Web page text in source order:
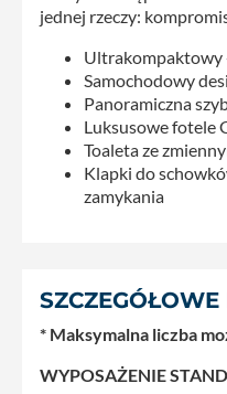
jednej rzeczy:
Ultrakompaktowy
Samochodowy
Panoramiczna
Luksusowe fotele
Toaleta ze
Klapki do
zamykania
* Maksymalna liczba
WYPOSAŻENIE